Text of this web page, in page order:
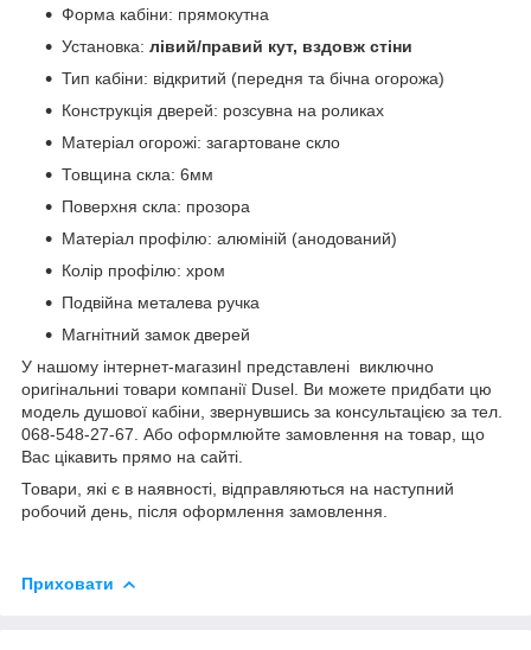
Форма кабіни: прямокутна
Установка: лівий/правий кут, вздовж стіни
Тип кабіни: відкритий (передня та бічна огорожа)
Конструкція дверей: розсувна на роликах
Матеріал огорожі: загартоване скло
Товщина скла: 6мм
Поверхня скла: прозора
Матеріал профілю: алюміній (анодований)
Колір профілю: хром
Подвійна металева ручка
Магнітний замок дверей
У нашому інтернет-магазинІ представлені виключно
оригінальниі товари компанії Dusel. Ви можете придбати цю
модель душової кабіни, звернувшись за консультацією за тел.
068-548-27-67. Або оформлюйте замовлення на товар, що
Вас цікавить прямо на сайті.
Товари, які є в наявності, відправляються на наступний
робочий день, після оформлення замовлення.
Приховати